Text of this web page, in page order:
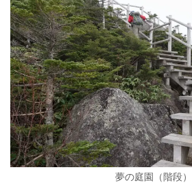
夢の庭園（階段）